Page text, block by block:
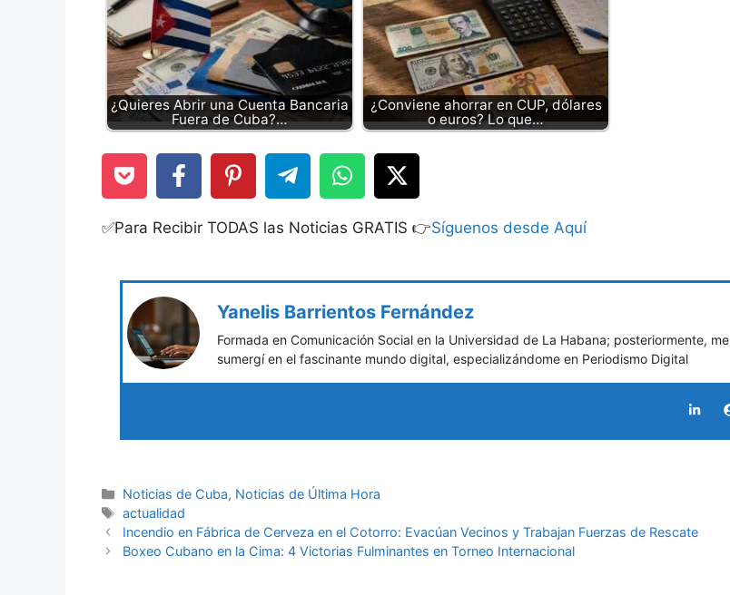
¿Quieres Abrir una Cuenta Bancaria
Fuera de Cuba?…
¿Conviene ahorrar en CUP, dólares
o euros? Lo que…
✅Para Recibir TODAS las Noticias GRATIS 👉Síguenos desde Aquí
Yanelis Barrientos Fernández
Formada en Comunicación Social en la Universidad de La Habana; posteriormente, me
sumergí en el fascinante mundo digital, especializándome en Periodismo Digital
Categories
Noticias de Cuba, Noticias de Última Hora
Tags
actualidad
Incendio en Fábrica de Cerveza en el Cotorro: Evacúan Vecinos y Trabajan Fuerzas de Rescate
Boxeo Cubano en la Cima: 4 Victorias Fulminantes en Torneo Internacional